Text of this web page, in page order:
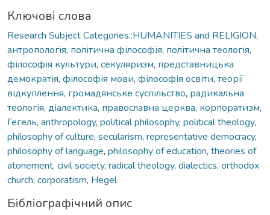
Ключові слова
Research Subject Categories::HUMANITIES and RELIGION,
антропологія, політична філософія, політична теологія,
філософія культури, секуляризм, представницька
демократія, філософія мови, філософія освіти, теорії
відкуплення, громадянське суспільство, радикальна
теологія, діалектика, православна церква, корпоратизм,
Гегель, anthropology, political philosophy, political theology,
philosophy of culture, secularism, representative democracy,
philosophy of language, philosophy of education, theories of
atonement, civil society, radical theology, dialectics, orthodox
church, corporatism, Hegel
Бібліографічний опис